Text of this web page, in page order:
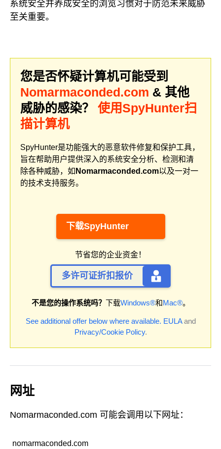
系统安全并养成安全的浏览习惯对于防范未来威胁
至关重要。
您是否怀疑计算机可能受到
Nomarmaconded.com & 其他
威胁的感染？ 使用SpyHunter扫
描计算机
SpyHunter是功能强大的恶意软件修复和保护工具，
旨在帮助用户提供深入的系统安全分析、检测和清
除各种威胁，如 Nomarmaconded.com以及一对一
的技术支持服务。
下载SpyHunter
节省您的企业资金！
多许可证折扣报价
不是您的操作系统吗？ 下载Windows®和Mac®。
See additional offer below where available. EULAand
Privacy/Cookie Policy.
网址
Nomarmaconded.com 可能会调用以下网址：
nomarmaconded.com